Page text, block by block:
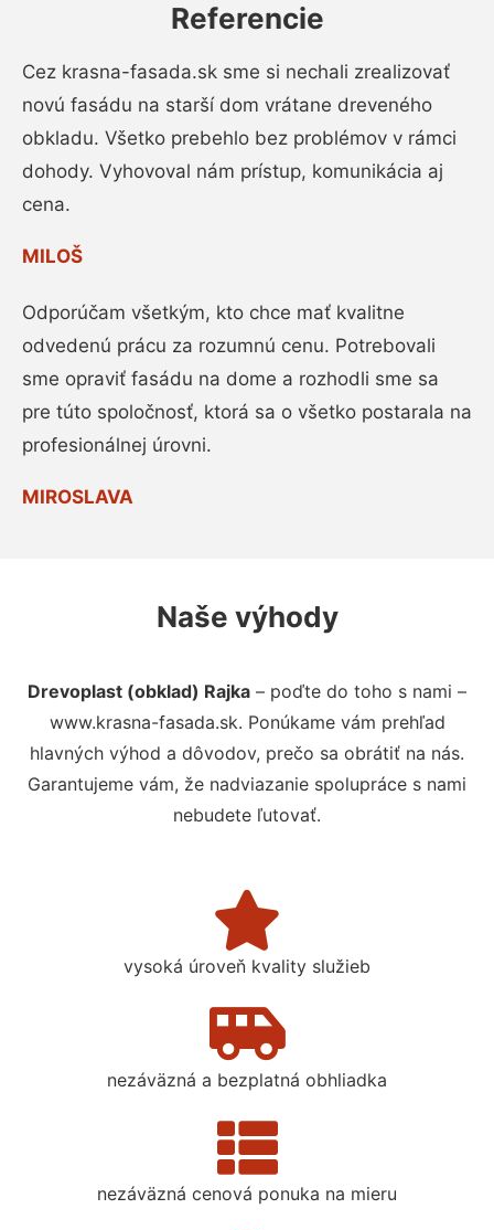
Referencie
Cez krasna-fasada.sk sme si nechali zrealizovať
novú fasádu na starší dom vrátane dreveného
obkladu. Všetko prebehlo bez problémov v rámci
dohody. Vyhovoval nám prístup, komunikácia aj
cena.
MILOŠ
Odporúčam všetkým, kto chce mať kvalitne
odvedenú prácu za rozumnú cenu. Potrebovali
sme opraviť fasádu na dome a rozhodli sme sa
pre túto spoločnosť, ktorá sa o všetko postarala na
profesionálnej úrovni.
MIROSLAVA
Naše výhody
Drevoplast (obklad) Rajka – poďte do toho s nami –
www.krasna-fasada.sk. Ponúkame vám prehľad
hlavných výhod a dôvodov, prečo sa obrátiť na nás.
Garantujeme vám, že nadviazanie spolupráce s nami
nebudete ľutovať.
vysoká úroveň kvality služieb
nezáväzná a bezplatná obhliadka
nezáväzná cenová ponuka na mieru